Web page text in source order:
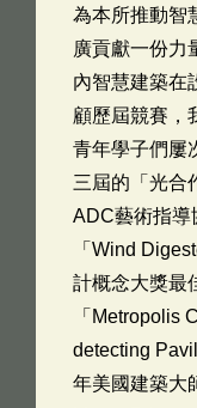
為本所推動智
廣貢獻一份力
內智慧建築在
顧歷屆競賽，
青年學子們屢
三屆的「光合
ADC藝術指導
「Wind
計概念大獎最
「Metropolis
detecting
年美國建築大